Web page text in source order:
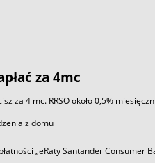
za 4mc
za 4 mc. RRSO około 0,5%
z domu
„eRaty Santander Consumer